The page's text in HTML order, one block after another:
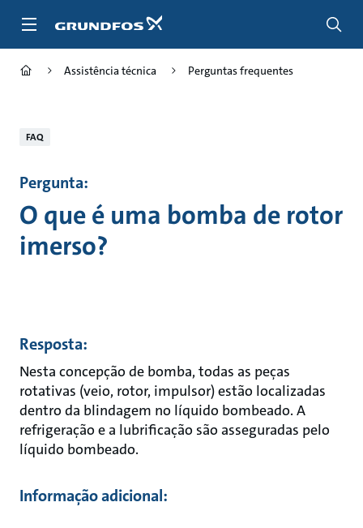
para
Assistência técnica Perguntas frequentes
FAQ
Pergunta:
O que é uma bomba de rotor
imerso?
Resposta:
Nesta concepção de bomba, todas as peças
rotativas (veio, rotor, impulsor) estão localizadas
dentro da blindagem no líquido bombeado. A
refrigeração e a lubrificação são asseguradas pelo
líquido bombeado.
Informação adicional: